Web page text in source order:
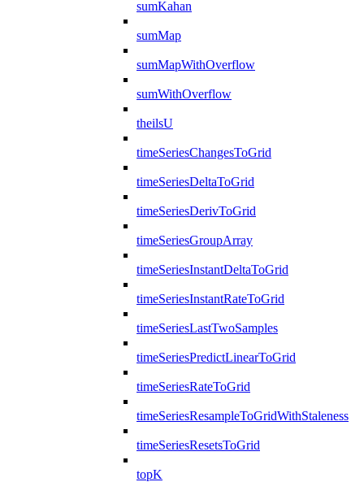
sumKahan
sumMap
sumMapWithOverflow
sumWithOverflow
theilsU
timeSeriesChangesToGrid
timeSeriesDeltaToGrid
timeSeriesDerivToGrid
timeSeriesGroupArray
timeSeriesInstantDeltaToGrid
timeSeriesInstantRateToGrid
timeSeriesLastTwoSamples
timeSeriesPredictLinearToGrid
timeSeriesRateToGrid
timeSeriesResampleToGridWithStaleness
timeSeriesResetsToGrid
topK